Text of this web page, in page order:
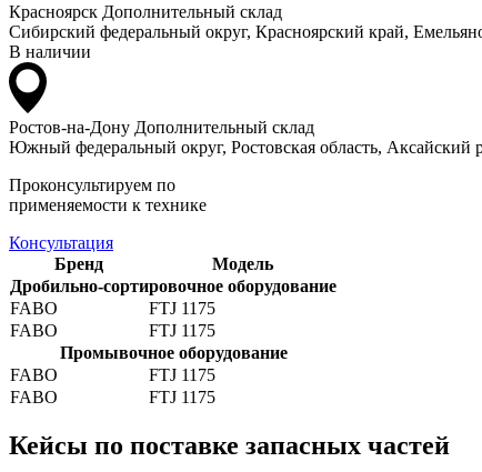
Красноярск Дополнительный склад
Сибирский федеральный округ, Красноярский край,
В наличии
Ростов-на-Дону Дополнительный склад
Южный федеральный округ, Ростовская область, Аксайский
Проконсультируем по
применяемости к технике
Консультация
Бренд
Модель
Дробильно-сортировочное оборудование
FABO
FTJ 1175
FABO
FTJ 1175
Промывочное оборудование
FABO
FTJ 1175
FABO
FTJ 1175
Кейсы по поставке запасных частей